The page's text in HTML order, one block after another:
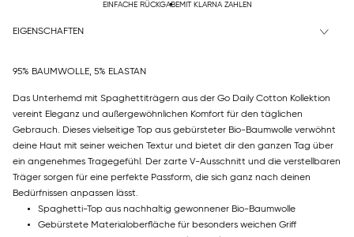
EINFACHE RÜCKGABEMIT KLARNA ZAHLEN
EIGENSCHAFTEN
95% BAUMWOLLE, 5% ELASTAN
Das Unterhemd mit Spaghettiträgern aus der Go Daily Cotton Kollektion
vereint Eleganz und außergewöhnlichen Komfort für den täglichen
Gebrauch. Dieses vielseitige Top aus gebürsteter Bio-Baumwolle verwöhnt
deine Haut mit seiner weichen Textur und bietet dir den ganzen Tag über
ein angenehmes Tragegefühl. Der zarte V-Ausschnitt und die verstellbaren
Träger sorgen für eine perfekte Passform, die sich ganz nach deinen
Bedürfnissen anpassen lässt.
Spaghetti-Top aus nachhaltig gewonnener Bio-Baumwolle
Gebürstete Materialoberfläche für besonders weichen Griff